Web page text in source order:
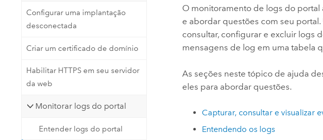
Configurar uma implantação
desconectada
Criar um certificado de domínio
Habilitar HTTPS em seu servidor
da web
Monitorar logs do portal
Entender logs do portal
O monitoramento de logs do
e abordar questões com seu
consultar, configurar e excluir logs
mensagens de log em uma tabela
As seções neste tópico de ajuda
eles para abordar questões.
Capturar, consultar e visualizar
Entendendo os logs